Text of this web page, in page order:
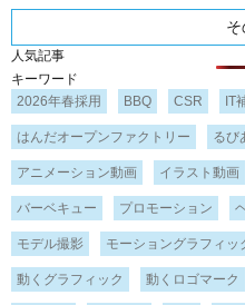
人気記事
キーワード
2026年春採用
BBQ CSR IT
はんだオープンファクトリー るび
アニメーション動画 イラスト動画
バーベキュー プロモーション
モデル撮影 モーショングラフィッ
動くグラフィック 動くロゴマーク